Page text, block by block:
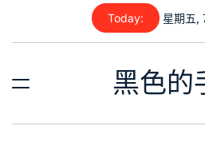
content
Today: 星期五,
黑色的